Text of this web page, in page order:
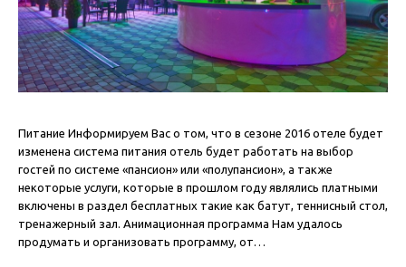
Питание Информируем Вас о том, что в сезоне 2016 отеле будет
изменена система питания отель будет работать на выбор
гостей по системе «пансион» или «полупансион», а также
некоторые услуги, которые в прошлом году являлись платными
включены в раздел бесплатных такие как батут, теннисный стол,
тренажерный зал. Анимационная программа Нам удалось
продумать и организовать программу, от…